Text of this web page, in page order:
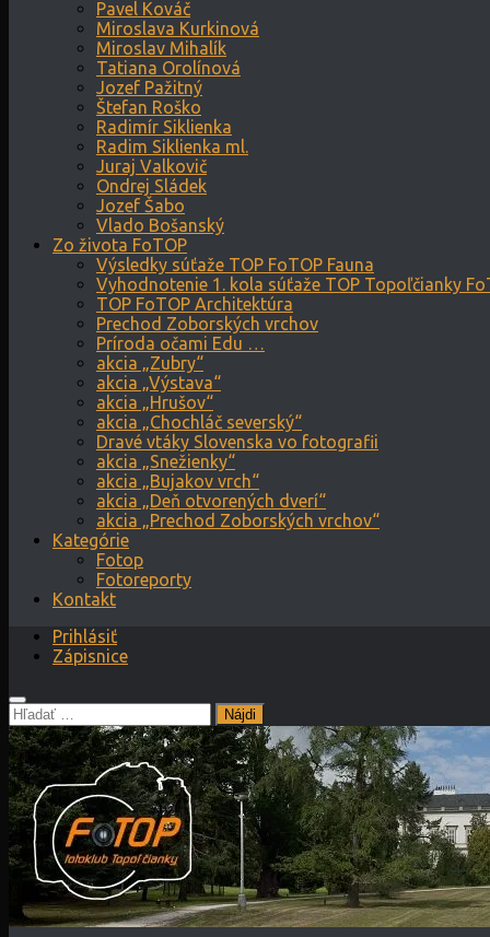
Pavel Kováč
Miroslava Kurkinová
Miroslav Mihalík
Tatiana Orolínová
Jozef Pažitný
Štefan Roško
Radimír Siklienka
Radim Siklienka ml.
Juraj Valkovič
Ondrej Sládek
Jozef Šabo
Vlado Bošanský
Zo života FoTOP
Výsledky súťaže TOP FoTOP Fauna
Vyhodnotenie 1. kola súťaže TOP Topoľčianky
TOP FoTOP Architektúra
Prechod Zoborských vrchov
Príroda očami Edu …
akcia „Zubry“
akcia „Výstava“
akcia „Hrušov“
akcia „Chochláč severský“
Dravé vtáky Slovenska vo fotografii
akcia „Snežienky“
akcia „Bujakov vrch“
akcia „Deň otvorených dverí“
akcia „Prechod Zoborských vrchov“
Kategórie
Fotop
Fotoreporty
Kontakt
Prihlásiť
Zápisnice
Hľadať: